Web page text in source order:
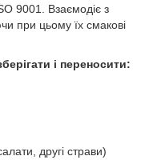
9001. Взаємодіє з
при цьому їх смакові
і переносити:
другі страви)